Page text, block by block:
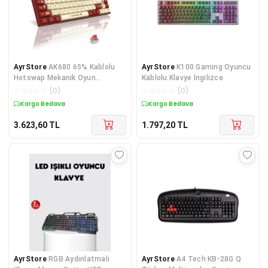
AyrStore AK680 65% Kablolu
Hotswap Mekanik Oyun
Klavyesi,68 Tuşlu Taşınabilir
(0)
Kargo Bedava
3.623,60 TL
AyrStore K100 Gaming Oyuncu
Kablolu Klavye İngilizce
(0)
Kargo Bedava
1.797,20 TL
AyrStore RGB Aydınlatmalı
AyrStore A4 Tech KB-28G Q